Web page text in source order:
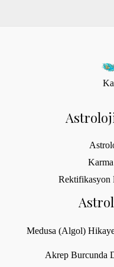
Rektifikasyon
Medusa (Algol)
Akrep Burcunda